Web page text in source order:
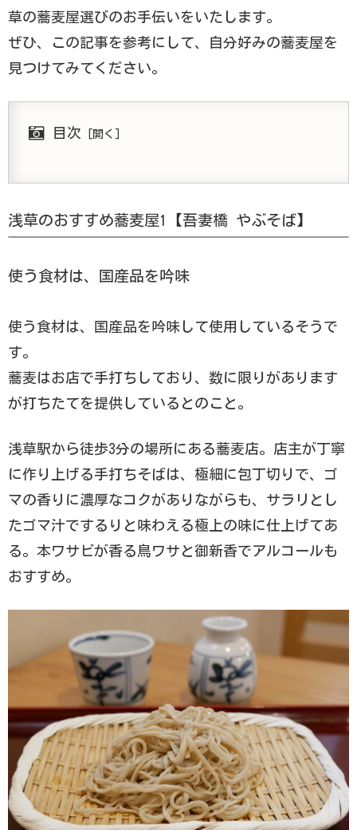
草の蕎麦屋選びのお手伝いをいたします。
ぜひ、この記事を参考にして、自分好みの蕎麦屋を
見つけてみてください。
目次
浅草のおすすめ蕎麦屋1【吾妻橋 やぶそば】
使う食材は、国産品を吟味
使う食材は、国産品を吟味して使用しているそうで
す。
蕎麦はお店で手打ちしており、数に限りがあります
が打ちたてを提供しているとのこと。
浅草駅から徒歩3分の場所にある蕎麦店。店主が丁寧
に作り上げる手打ちそばは、極細に包丁切りで、ゴ
マの香りに濃厚なコクがありながらも、サラリとし
たゴマ汁でするりと味わえる極上の味に仕上げてあ
る。本ワサビが香る鳥ワサと御新香でアルコールも
おすすめ。